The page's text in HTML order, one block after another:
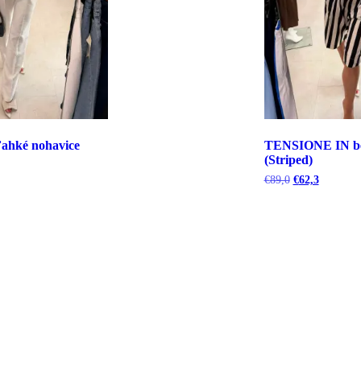
nohavice
TENSIONE IN
(Striped)
€89,0 Pôvodná
€62,3Aktuálna